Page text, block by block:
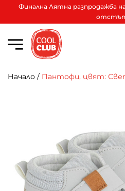
Финална Лятна разпродажба
Начало / Пантофи, цвят: